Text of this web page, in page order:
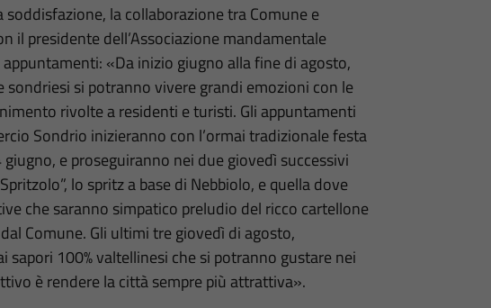
la collaborazione tra Comune e
il presidente dell’Associazione mandamentale
«Da inizio giugno alla fine di agosto,
si potranno vivere grandi emozioni con le
rivolte a residenti e turisti. Gli appuntamenti
Sondrio inizieranno con l’ormai tradizionale festa
e proseguiranno nei due giovedì successivi
lo spritz a base di Nebbiolo, e quella dove
che saranno simpatico preludio del ricco cartellone
Comune. Gli ultimi tre giovedì di agosto,
100% valtellinesi che si potranno gustare nei
è rendere la città sempre più attrattiva».